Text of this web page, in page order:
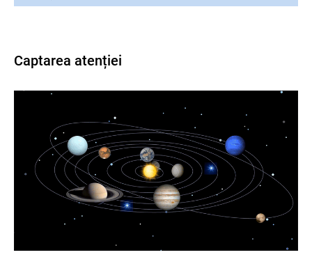
Captarea atenției